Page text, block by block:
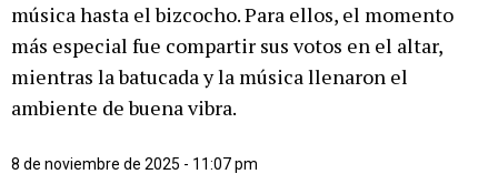
música hasta el bizcocho. Para ellos, el momento
más especial fue compartir sus votos en el altar,
mientras la batucada y la música llenaron el
ambiente de buena vibra.
8 de noviembre de 2025 - 11:07 pm